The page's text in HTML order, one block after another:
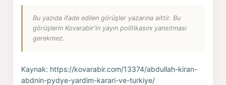
Bu yazıda ifade edilen görüşler yazarına aittir. Bu
görüşlerin Kovarabir'in yayın politikasını yansıtması
gerekmez.
Kaynak: https://kovarabir.com/13374/abdullah-kiran-
abdnin-pydye-yardim-karari-ve-turkiye/